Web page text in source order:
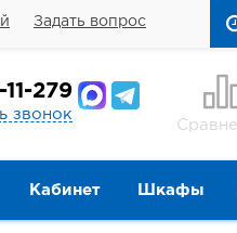
Задать вопрос
279
звонок
Кабинет Шкафы